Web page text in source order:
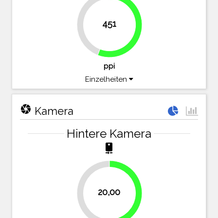
451
55.9%
ppi
Einzelheiten
camera Kamera
Hintere Kamera
camera_rear
20,00 50%